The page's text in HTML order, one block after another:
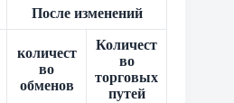
После изменений
количест
во
обменов
Количест
во
торговых
путей